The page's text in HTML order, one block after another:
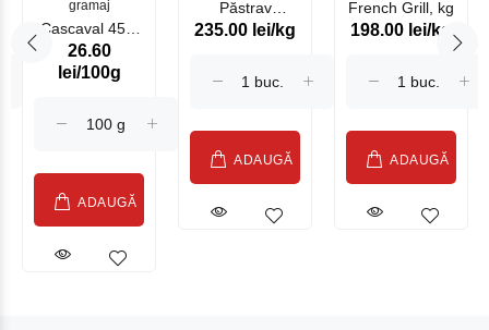
gramaj
Cascaval 45%
Maasdam
Sublime Cow
26.60
lei/100g
ADAUGĂ
Păstrav
Somonat
235.00 lei/kg
ADAUGĂ
French Grill, kg
198.00 lei/kg
ADAUGĂ